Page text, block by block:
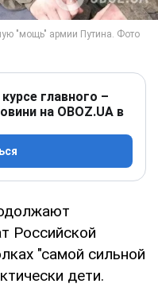
главного –
на OBOZ.UA в
Российской
"самой сильной
дети.